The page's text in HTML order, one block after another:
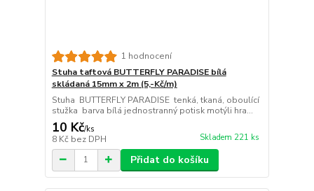
1 hodnocení
Stuha taftová BUTTERFLY PARADISE bílá
skládaná 15mm x 2m (5,-Kč/m)
Stuha BUTTERFLY PARADISE tenká, tkaná, oboulící
stužka barva bílá jednostranný potisk motýli hra...
10 Kč/ks
8 Kč bez DPH Skladem 221 ks
Přidat do košíku